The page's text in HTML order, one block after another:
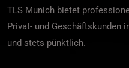
TLS Munich bietet
Privat- und Geschäftskunden
und stets pünktlich.